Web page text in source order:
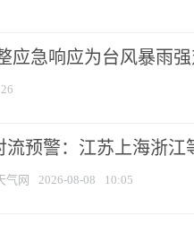
应急响应为台风暴雨
流预警：江苏上海浙江
气网 2026-08-08 10:05